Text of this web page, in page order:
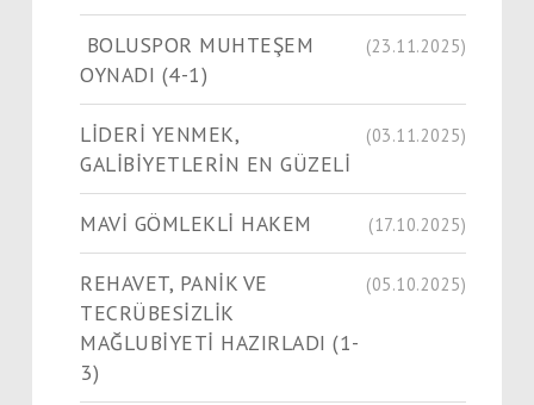
BOLUSPOR MUHTEŞEM
OYNADI (4-1)
(23.11.2025)
LİDERİ YENMEK,
GALİBİYETLERİN EN GÜZELİ
(03.11.2025)
MAVİ GÖMLEKLİ HAKEM (17.10.2025)
REHAVET, PANİK VE
TECRÜBESİZLİK
MAĞLUBİYETİ HAZIRLADI (1-
3)
(05.10.2025)